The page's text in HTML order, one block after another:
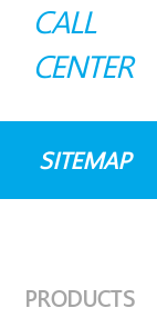
CALL
CENTER
SITEMAP
PRODUCTS